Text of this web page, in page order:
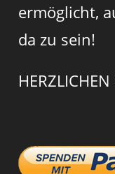
ermöglicht,
da zu sein!